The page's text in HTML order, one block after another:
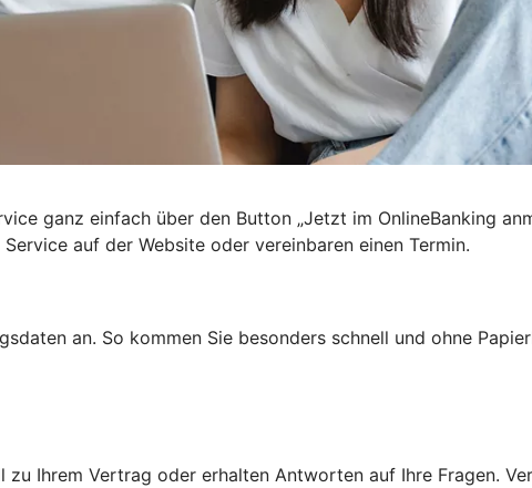
ganz einfach über den Button „Jetzt im OnlineBanking
auf der Website oder vereinbaren einen Termin.
an. So kommen Sie besonders schnell und ohne
Ihrem Vertrag oder erhalten Antworten auf Ihre Fragen.